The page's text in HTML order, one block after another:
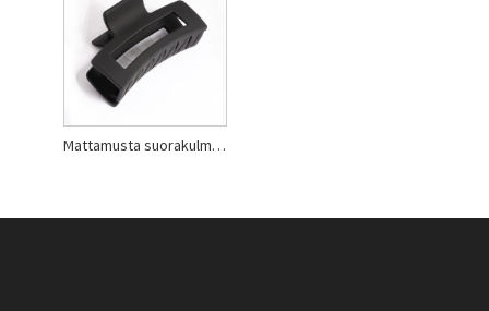
Mattamusta suorakulmio ääriviivat hiuskynnet